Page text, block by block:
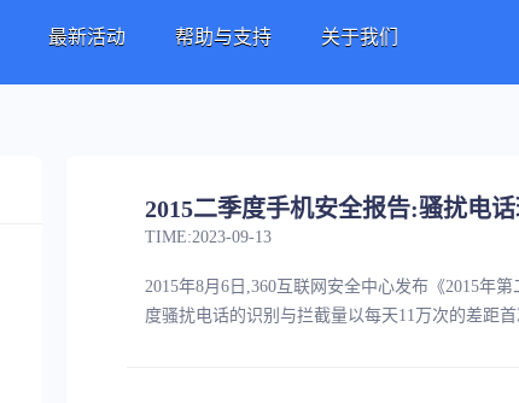
最新活动 帮助与支持 关于我们
2015二季度手机安全报告:骚扰电
TIME:2023-09-13
2015年8月6日,360互联网安全中心发布《2015年
度骚扰电话的识别与拦截量以每天11万次的差距